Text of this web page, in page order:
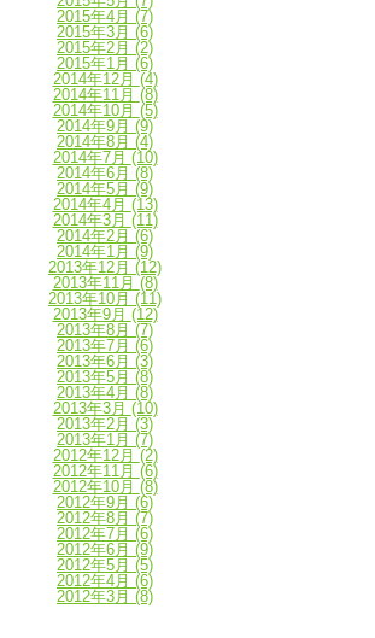
2015年4月 (7)
2015年3月 (6)
2015年2月 (2)
2015年1月 (6)
2014年12月 (4)
2014年11月 (8)
2014年10月 (5)
2014年9月 (9)
2014年8月 (4)
2014年7月 (10)
2014年6月 (8)
2014年5月 (9)
2014年4月 (13)
2014年3月 (11)
2014年2月 (6)
2014年1月 (9)
2013年12月 (12)
2013年11月 (8)
2013年10月 (11)
2013年9月 (12)
2013年8月 (7)
2013年7月 (6)
2013年6月 (3)
2013年5月 (8)
2013年4月 (8)
2013年3月 (10)
2013年2月 (3)
2013年1月 (7)
2012年12月 (2)
2012年11月 (6)
2012年10月 (8)
2012年9月 (6)
2012年8月 (7)
2012年7月 (6)
2012年6月 (9)
2012年5月 (5)
2012年4月 (6)
2012年3月 (8)